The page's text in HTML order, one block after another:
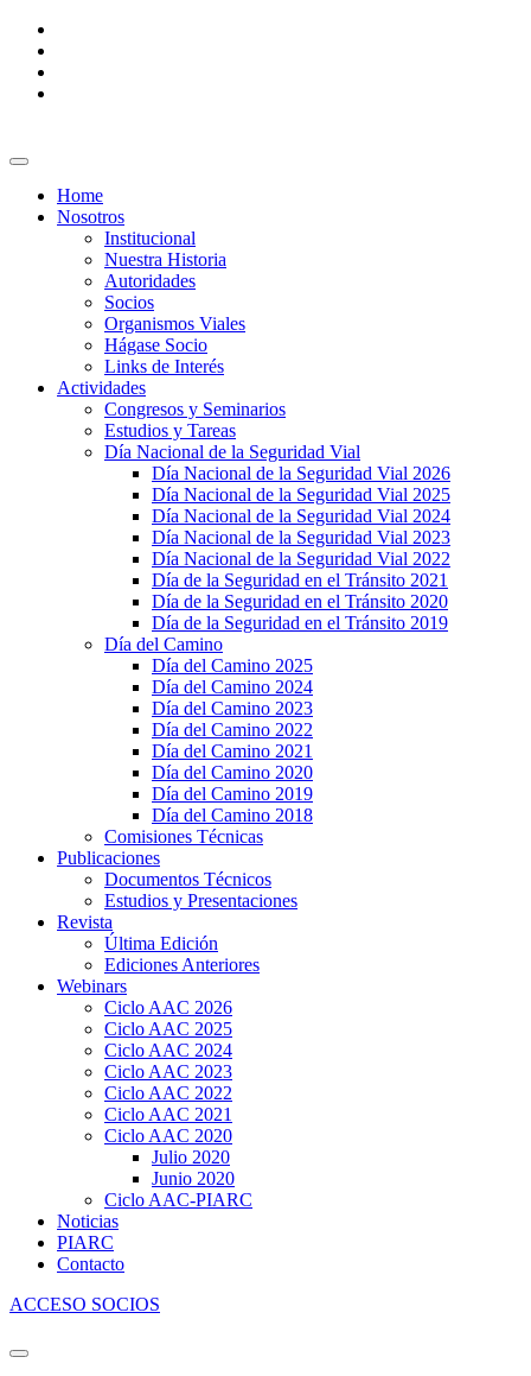
Home
Nosotros
Institucional
Nuestra Historia
Autoridades
Socios
Organismos Viales
Hágase Socio
Links de Interés
Actividades
Congresos y Seminarios
Estudios y Tareas
Día Nacional de la Seguridad Vial
Día Nacional de la Seguridad Vial 2026
Día Nacional de la Seguridad Vial 2025
Día Nacional de la Seguridad Vial 2024
Día Nacional de la Seguridad Vial 2023
Día Nacional de la Seguridad Vial 2022
Día de la Seguridad en el Tránsito 2021
Día de la Seguridad en el Tránsito 2020
Día de la Seguridad en el Tránsito 2019
Día del Camino
Día del Camino 2025
Día del Camino 2024
Día del Camino 2023
Día del Camino 2022
Día del Camino 2021
Día del Camino 2020
Día del Camino 2019
Día del Camino 2018
Comisiones Técnicas
Publicaciones
Documentos Técnicos
Estudios y Presentaciones
Revista
Última Edición
Ediciones Anteriores
Webinars
Ciclo AAC 2026
Ciclo AAC 2025
Ciclo AAC 2024
Ciclo AAC 2023
Ciclo AAC 2022
Ciclo AAC 2021
Ciclo AAC 2020
Julio 2020
Junio 2020
Ciclo AAC-PIARC
Noticias
PIARC
Contacto
ACCESO SOCIOS